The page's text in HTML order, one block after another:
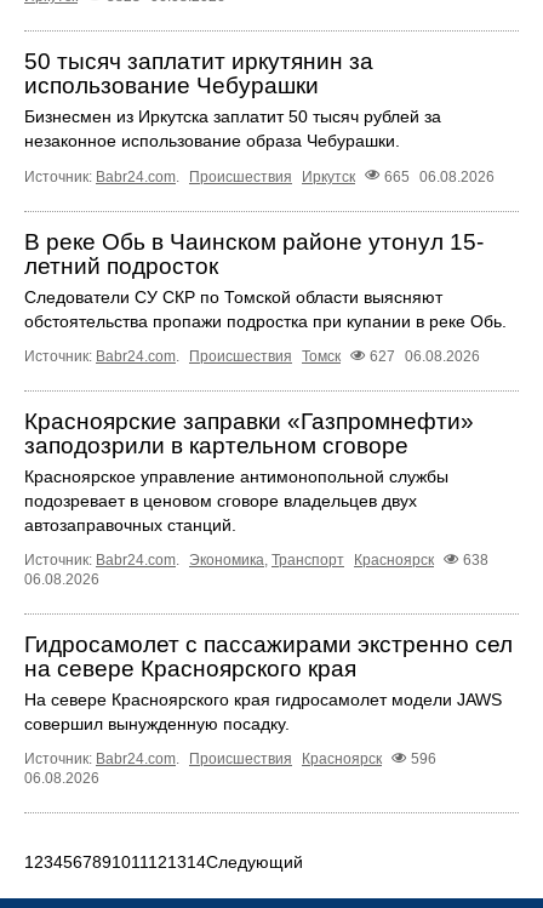
50 тысяч заплатит иркутянин за
использование Чебурашки
Бизнесмен из Иркутска заплатит 50 тысяч рублей за
незаконное использование образа Чебурашки.
Источник: Babr24.com Происшествия Иркутск 665 06.08.2026
В реке Обь в Чаинском районе утонул 15-
летний подросток
Следователи СУ СКР по Томской области выясняют
обстоятельства пропажи подростка при купании в реке Обь.
Источник: Babr24.com Происшествия Томск 627 06.08.2026
Красноярские заправки «Газпромнефти»
заподозрили в картельном сговоре
Красноярское управление антимонопольной службы
подозревает в ценовом сговоре владельцев двух
автозаправочных станций.
Источник: Babr24.com Экономика Транспорт Красноярск
638
06.08.2026
Гидросамолет с пассажирами экстренно сел
на севере Красноярского края
На севере Красноярского края гидросамолет модели JAWS
совершил вынужденную посадку.
Источник: Babr24.com. Происшествия Красноярск
596
06.08.2026
1 234567891011121314Следующий